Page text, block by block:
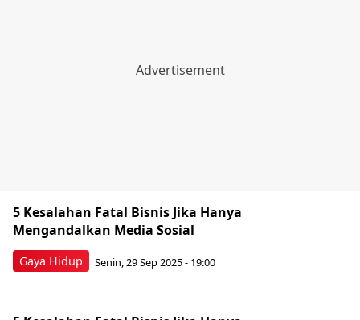
Gaya Hidup
5 Kesalahan Fatal Bisnis Jika Hanya
Mengandalkan Media Sosial
Senin, 29 Sep 2025 - 19:00